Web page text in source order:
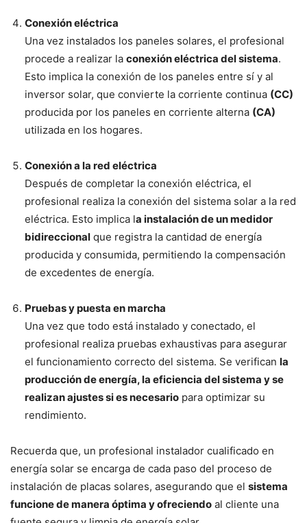
Conexión eléctrica
Una vez instalados los paneles solares, el profesional
procede a realizar la conexión eléctrica del sistema.
Esto implica la conexión de los paneles entre sí y al
inversor solar, que convierte la corriente continua (CC)
producida por los paneles en corriente alterna (CA)
utilizada en los hogares.
Conexión a la red eléctrica
Después de completar la conexión eléctrica, el
profesional realiza la conexión del sistema solar a la red
eléctrica. Esto implica la instalación de un medidor
bidireccional que registra la cantidad de energía
producida y consumida, permitiendo la compensación
de excedentes de energía.
Pruebas y puesta en marcha
Una vez que todo está instalado y conectado, el
profesional realiza pruebas exhaustivas para asegurar
el funcionamiento correcto del sistema. Se verifican la
producción de energía, la eficiencia del sistema y se
realizan ajustes si es necesario para optimizar su
rendimiento.
Recuerda que, un profesional instalador cualificado en
energía solar se encarga de cada paso del proceso de
instalación de placas solares, asegurando que el sistema
funcione de manera óptima y ofreciendo al cliente una